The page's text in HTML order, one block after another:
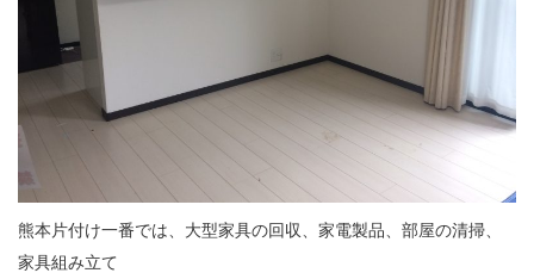
熊本片付け一番では、大型家具の回収、家電製品、部屋の清掃、
家具組み立て